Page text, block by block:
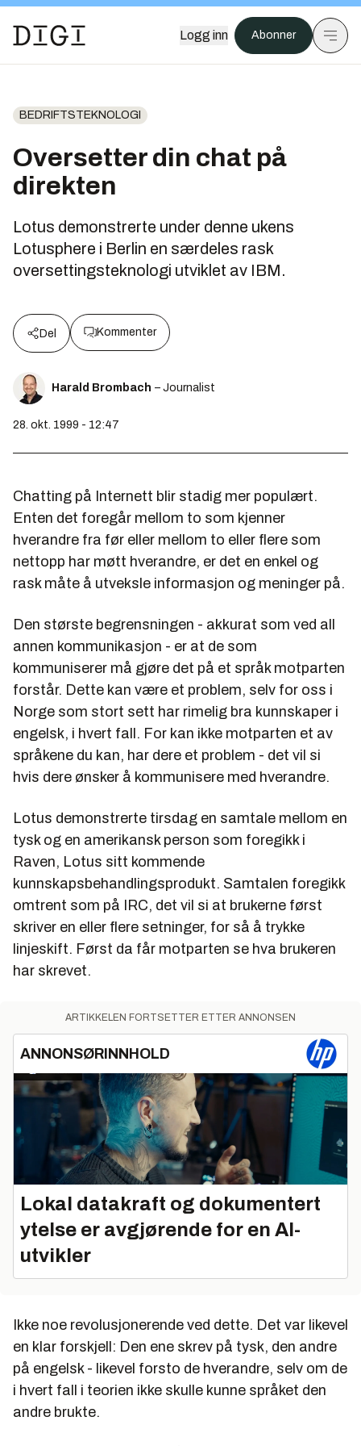
Logg inn Abonner
BEDRIFTSTEKNOLOGI
Oversetter din chat på
direkten
Lotus demonstrerte under denne ukens
Lotusphere i Berlin en særdeles rask
oversettingsteknologi utviklet av IBM.
Del Kommenter
Harald Brombach – Journalist
28. okt. 1999 - 12:47
Chatting på Internett blir stadig mer populært.
Enten det foregår mellom to som kjenner
hverandre fra før eller mellom to eller flere som
nettopp har møtt hverandre, er det en enkel og
rask måte å utveksle informasjon og meninger på.
Den største begrensningen - akkurat som ved all
annen kommunikasjon - er at de som
kommuniserer må gjøre det på et språk motparten
forstår. Dette kan være et problem, selv for oss i
Norge som stort sett har rimelig bra kunnskaper i
engelsk, i hvert fall. For kan ikke motparten et av
språkene du kan, har dere et problem - det vil si
hvis dere ønsker å kommunisere med hverandre.
Lotus demonstrerte tirsdag en samtale mellom en
tysk og en amerikansk person som foregikk i
Raven, Lotus sitt kommende
kunnskapsbehandlingsprodukt. Samtalen foregikk
omtrent som på IRC, det vil si at brukerne først
skriver en eller flere setninger, for så å trykke
linjeskift. Først da får motparten se hva brukeren
har skrevet.
ARTIKKELEN FORTSETTER ETTER ANNONSEN
ANNONSØRINNHOLD
Lokal datakraft og dokumentert
ytelse er avgjørende for en AI-
utvikler
Ikke noe revolusjonerende ved dette. Det var likevel
en klar forskjell: Den ene skrev på tysk, den andre
på engelsk - likevel forsto de hverandre, selv om de
i hvert fall i teorien ikke skulle kunne språket den
andre brukte.